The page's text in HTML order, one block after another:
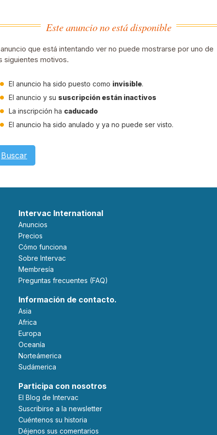
Este anuncio no está disponible
que está intentando ver no puede mostrarse por uno de
siguientes motivos.
El anuncio ha sido puesto como invisible.
El anuncio y su suscripción están inactivos
La inscripción ha caducado
El anuncio ha sido anulado y ya no puede ser visto.
Buscar
Intervac International
Anuncios
Precios
Cómo funciona
Sobre Intervac
Membresía
Preguntas frecuentes (FAQ)
Información de contacto.
Asia
Africa
Europa
Oceanía
Norteámerica
Sudámerica
Participa con nosotros
El Blog de Intervac
Suscribirse a la newsletter
Cuéntenos su historia
Déjenos sus comentarios